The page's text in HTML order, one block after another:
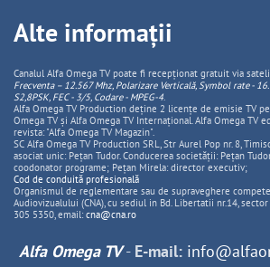
Alte informații
Canalul Alfa Omega TV poate fi recepționat gratuit via
Frecventa – 12.567 Mhz, PolarizareVerticală, Symbol rate -
S2,8PSK, FEC - 3/5, Codare - MPEG-4.
Alfa Omega TV Production deține 2 licențe de emisie TV
Omega TV și Alfa Omega TV Internațional. Alfa Omega TV
revista: "Alfa Omega TV Magazin".
SC Alfa Omega TV Production SRL, Str Aurel Pop nr. 8,
asociat unic: Pețan Tudor. Conducerea societății: Pețan
coodonator programe; Pețan Mirela: director executiv;
Cod de conduită profesională
Organismul de reglementare sau de supraveghere
Audiovizualului (CNA), cu sediul in Bd. Libertatii nr.14,
305 5350, email: cna@cna.ro
Alfa Omega TV- E-mail: